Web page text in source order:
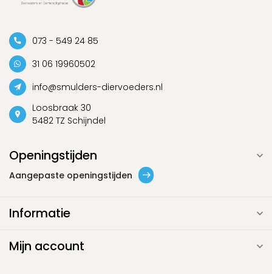
073 - 549 24 85
31 06 19960502
info@smulders-diervoeders.nl
Loosbraak 30
5482 TZ Schijndel
Openingstijden
Aangepaste openingstijden
Informatie
Mijn account